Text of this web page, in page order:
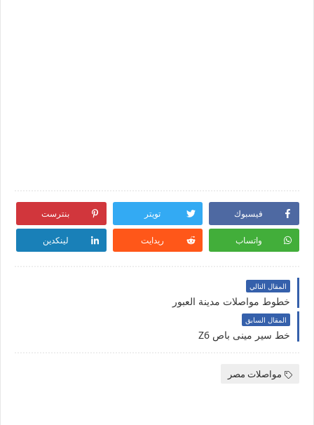
فيسبوك تويتر بنترست
واتساب ريدايت لينكدين
المقال التالي
خطوط مواصلات مدينة العبور
المقال السابق
خط سير مينى باص Z6
مواصلات مصر